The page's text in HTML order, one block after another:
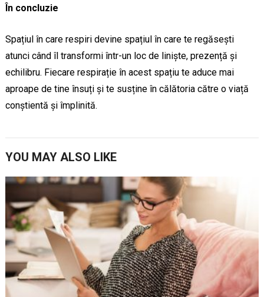
În concluzie
Spațiul în care respiri devine spațiul în care te regăsești
atunci când îl transformi într-un loc de liniște, prezență și
echilibru. Fiecare respirație în acest spațiu te aduce mai
aproape de tine însuți și te susține în călătoria către o viață
conștientă și împlinită.
YOU MAY ALSO LIKE